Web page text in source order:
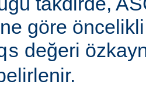
göre
değeri